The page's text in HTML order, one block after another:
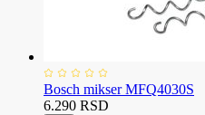
Bosch mikser MFQ4030S
6.290 RSD